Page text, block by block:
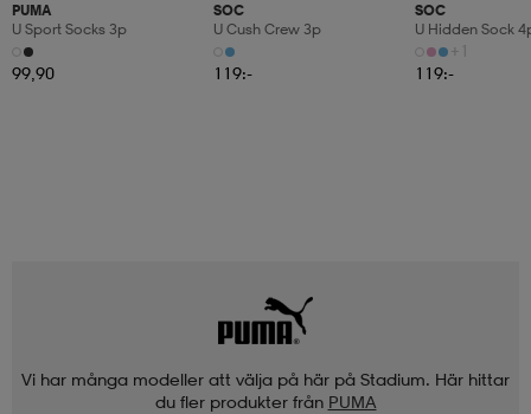
PUMA
U Sport Socks 3p
99,90
SOC
U Cush Crew 3p
119:-
SOC
U Hidden Sock
+1
119:-
Vi har många modeller att välja på här på Stadium. Här hittar
du fler produkter från PUMA